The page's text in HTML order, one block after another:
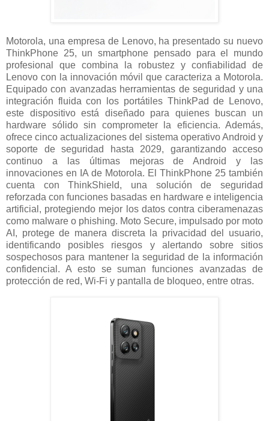
Motorola, una empresa de Lenovo, ha presentado su nuevo
ThinkPhone 25, un smartphone pensado para el mundo
profesional que combina la robustez y confiabilidad de
Lenovo con la innovación móvil que caracteriza a Motorola.
Equipado con avanzadas herramientas de seguridad y una
integración fluida con los portátiles ThinkPad de Lenovo,
este dispositivo está diseñado para quienes buscan un
hardware sólido sin comprometer la eficiencia. Además,
ofrece cinco actualizaciones del sistema operativo Android y
soporte de seguridad hasta 2029, garantizando acceso
continuo a las últimas mejoras de Android y las
innovaciones en IA de Motorola. El ThinkPhone 25 también
cuenta con ThinkShield, una solución de seguridad
reforzada con funciones basadas en hardware e inteligencia
artificial, protegiendo mejor los datos contra ciberamenazas
como malware o phishing. Moto Secure, impulsado por moto
AI, protege de manera discreta la privacidad del usuario,
identificando posibles riesgos y alertando sobre sitios
sospechosos para mantener la seguridad de la información
confidencial. A esto se suman funciones avanzadas de
protección de red, Wi-Fi y pantalla de bloqueo, entre otras.